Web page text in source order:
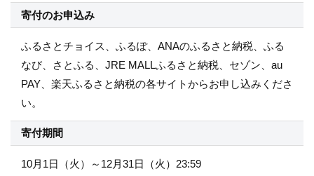
寄付のお申込み
ふるさとチョイス、ふるぽ、ANAのふるさと納税、ふる
なび、さとふる、 JRE MALLふるさと納税、セゾン、au
PAY、楽天ふるさと納税の各サイトからお申し込みくださ
い。
寄付期間
10月1日（火）～12月31日（火）23:59